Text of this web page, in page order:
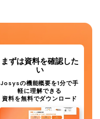
まずは資料を確認した
い
Josysの機能概要を1分で手
軽に理解できる
資料を無料でダウンロード